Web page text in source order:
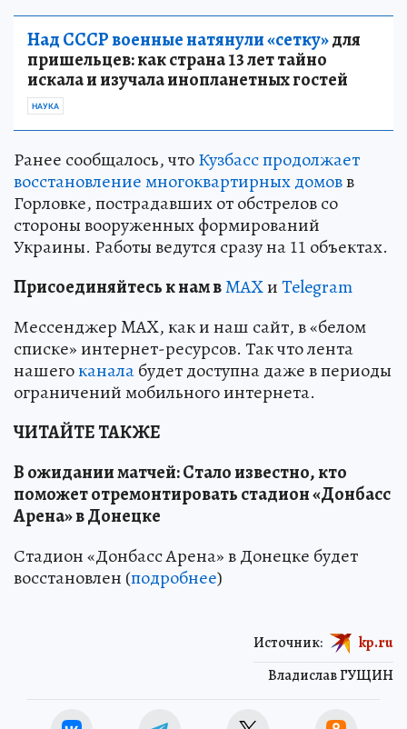
Над СССР военные натянули «сетку»для
пришельцев: как страна 13 лет тайно
искала и изучала инопланетных гостей
НАУКА
Ранее сообщалось, чтоКузбасс продолжает
восстановление многоквартирных домовв
Горловке, пострадавших от обстрелов со
стороны вооруженных формирований
Украины. Работы ведутся сразу на 11 объектах.
Присоединяйтесь к нам вMAXиTelegram
Мессенджер MAX, как и наш сайт, в «белом
списке» интернет-ресурсов. Так что лента
нашегоканалабудет доступна даже в периоды
ограничений мобильного интернета.
ЧИТАЙТЕ ТАКЖЕ
В ожидании матчей: Стало известно, кто
поможет отремонтировать стадион «Донбасс
Арена» в Донецке
Стадион «Донбасс Арена» в Донецке будет
восстановлен (подробнее)
Владислав ГУЩИН
Источник: kp.ru